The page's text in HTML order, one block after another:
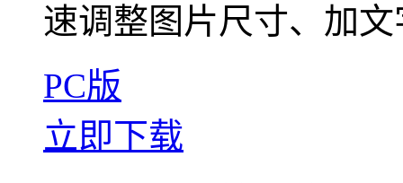
速调整图片尺寸、加
PC版
立即下载